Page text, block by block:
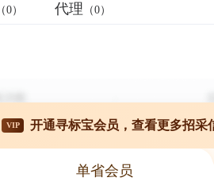
（0） 代理 （0）
VIP 开通寻标宝会员，查看更多招采
单省会员